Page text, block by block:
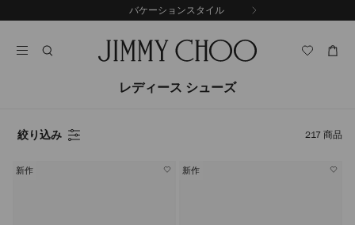
ン
ス
ラ
バケーションスタイル
レディース シューズ
絞り込み 217商品
新作 新作